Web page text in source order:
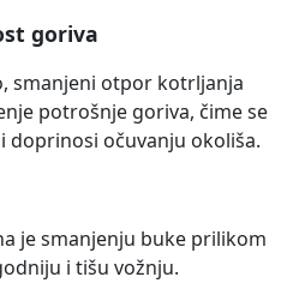
goriva
smanjeni otpor kotrljanja
potrošnje goriva, čime se
doprinosi očuvanju okoliša.
je smanjenju buke prilikom
i tišu vožnju.